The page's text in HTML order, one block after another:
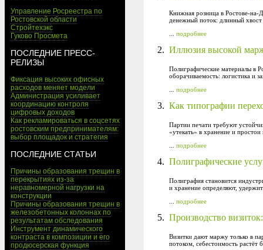
Управление Росреестра по
Ростовской области
Стройтехэкс
Гуково Просмета
ПОСЛЕДНИЕ ПРЕСС-
РЕЛИЗЫ
Фиксация высоких офисных
расходов меняет модели
Администрация усиливает
координацию контроля
цифровых доходов
Как рекламироваться в соцсетях
ростовским предпринимателям:
выбор площадок и стратегия
ПОСЛЕДНИЕ СТАТЬИ
Причины образования трещин в
перекрытиях из-за
неравномерной нагрузки на
конструкции
Причины образования трещин в
железобетонных колоннах по
результатам обследования
Инструмент динамического
контраста в композиции и его
продюсерская функция
Книжная розница в Ростове-на-
денежный поток: длинный хвост
подробнее
2. Иллюзия высокой
Полиграфические материалы в
оборачиваемость: логистика и
подробнее
3. Как типографии
Партии печати требуют
«утекать» в хранение и
подробнее
4. Полиграфические
Полиграфия становится
и хранение определяют,
подробнее
5. Производство
Визитки дают маржу только в
потоком, себестоимость